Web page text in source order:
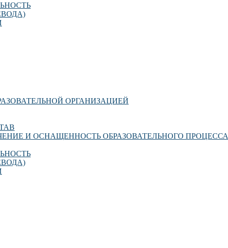
ОРГАНИЗАЦИЕЙ
И ОСНАЩЕННОСТЬ ОБРАЗОВАТЕЛЬНОГО ПРОЦЕССА